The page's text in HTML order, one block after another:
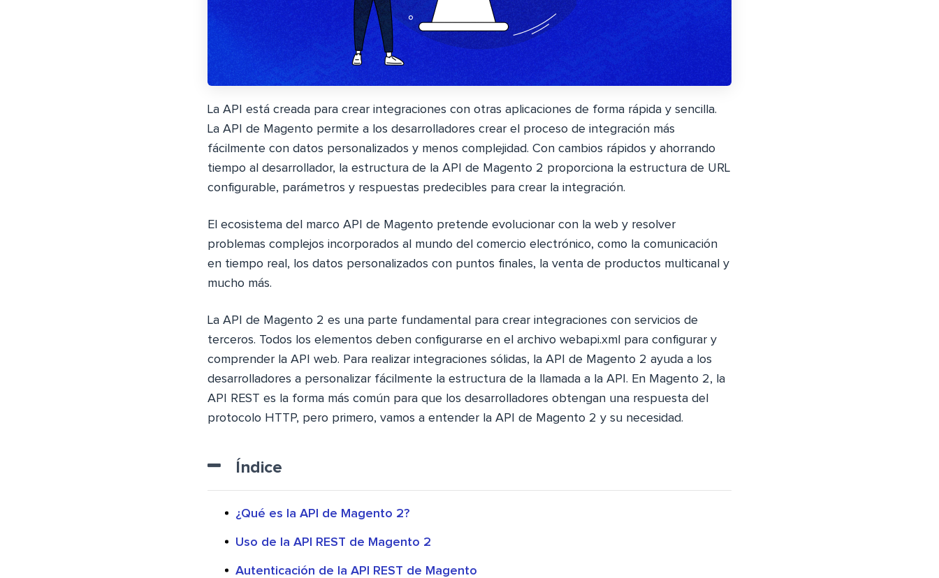
La API está creada para crear integraciones con otras aplicaciones de forma rápida y sencilla.
La API de Magento permite a los desarrolladores crear el proceso de integración más
fácilmente con datos personalizados y menos complejidad. Con cambios rápidos y ahorrando
tiempo al desarrollador, la estructura de la API de Magento 2 proporciona la estructura de URL
configurable, parámetros y respuestas predecibles para crear la integración.
El ecosistema del marco API de Magento pretende evolucionar con la web y resolver
problemas complejos incorporados al mundo del comercio electrónico, como la comunicación
en tiempo real, los datos personalizados con puntos finales, la venta de productos multicanal y
mucho más.
La API de Magento 2 es una parte fundamental para crear integraciones con servicios de
terceros. Todos los elementos deben configurarse en el archivo webapi.xml para configurar y
comprender la API web. Para realizar integraciones sólidas, la API de Magento 2 ayuda a los
desarrolladores a personalizar fácilmente la estructura de la llamada a la API. En Magento 2, la
API REST es la forma más común para que los desarrolladores obtengan una respuesta del
protocolo HTTP, pero primero, vamos a entender la API de Magento 2 y su necesidad.
Índice
¿Qué es la API de Magento 2?
Uso de la API REST de Magento 2
Autenticación de la API REST de Magento